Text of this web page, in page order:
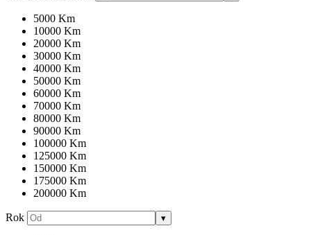
5000 Km
10000 Km
20000 Km
30000 Km
40000 Km
50000 Km
60000 Km
70000 Km
80000 Km
90000 Km
100000 Km
125000 Km
150000 Km
175000 Km
200000 Km
Rok ▾